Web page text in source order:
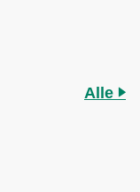
Alle